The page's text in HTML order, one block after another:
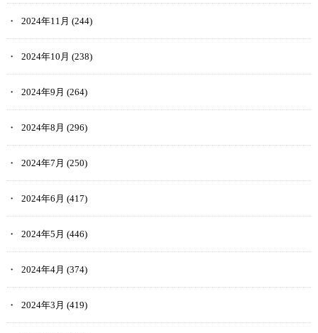
2024年11月 (244)
2024年10月 (238)
2024年9月 (264)
2024年8月 (296)
2024年7月 (250)
2024年6月 (417)
2024年5月 (446)
2024年4月 (374)
2024年3月 (419)